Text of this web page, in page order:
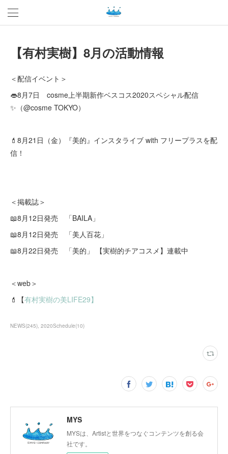
【有村実樹】8月の活動情報
＜配信イベント＞
👄8月7日 cosme上半期新作ベスコス2020スペシャル配信
✨（@cosme TOKYO）
💄8月21日（金）『美的』インスタライブ with フリープラスを配
信！
＜掲載誌＞
📖8月12日発売 「BAILA」
📖8月12日発売 「美人百花」
📖8月22日発売 「美的」 【実樹的チアコスメ】連載中
＜web＞
💄【有村実樹の美LIFE29】
NEWS(245) 2020Schedule(10)
MYS
MYSは、Artistと世界をつなぐコンテンツを創る会
社です。